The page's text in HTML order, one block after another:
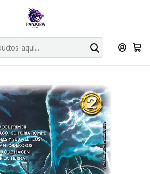
singles superiores a 49.990 el envio es
Explorar singles
cartas TCG Mitos y Leyendas TCG
Bloque MYL Aliado